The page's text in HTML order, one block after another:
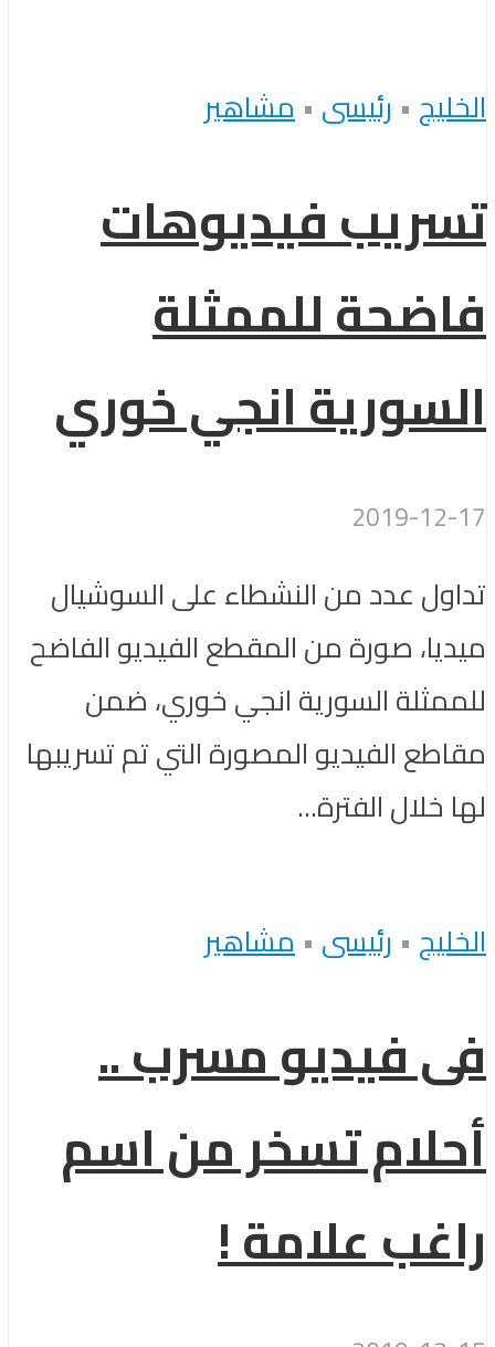
الخليج • رئيسى •مشاهير
تسريب فيديوهات
فاضحة للممثلة
السورية انجي خوري
2019-12-17
تداول عدد من النشطاء على السوشيال
ميديا، صورة من المقطع الفيديو الفاضح
للممثلة السورية انجي خوري، ضمن
مقاطع الفيديو المصورة التي تم تسريبها
لها خلال الفترة...
الخليج • رئيسى •مشاهير
فى فيديو مسرب ..
أحلام تسخر من اسم
راغب علامة !